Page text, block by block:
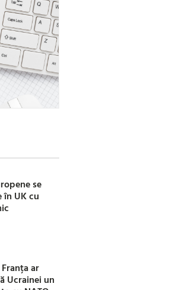
se
în UK cu
ar
Ucrainei un